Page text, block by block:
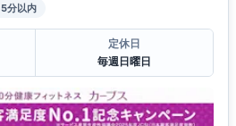
分以内
定休日
毎週日曜日